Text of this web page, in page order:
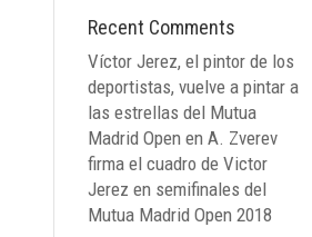
Recent Comments
Víctor Jerez, el pintor de los
deportistas, vuelve a pintar a
las estrellas del Mutua
Madrid Open enA. Zverev
firma el cuadro de Victor
Jerez en semifinales del
Mutua Madrid Open 2018